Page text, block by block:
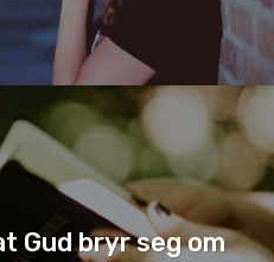
Gud bryr seg om